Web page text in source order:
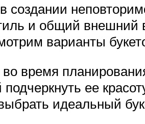
и общий
варианты
время
ее
идеальный